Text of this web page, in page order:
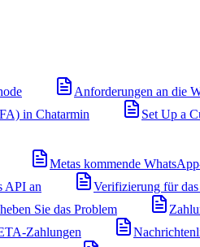
Anforderungen an die
in Chatarmin
Set Up a
Metas kommende
API an
Verifizierung für
Sie das Problem
Zahlungen